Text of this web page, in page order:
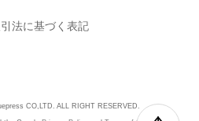
法に基づく表記
CO,LTD. ALL RIGHT RESERVED.